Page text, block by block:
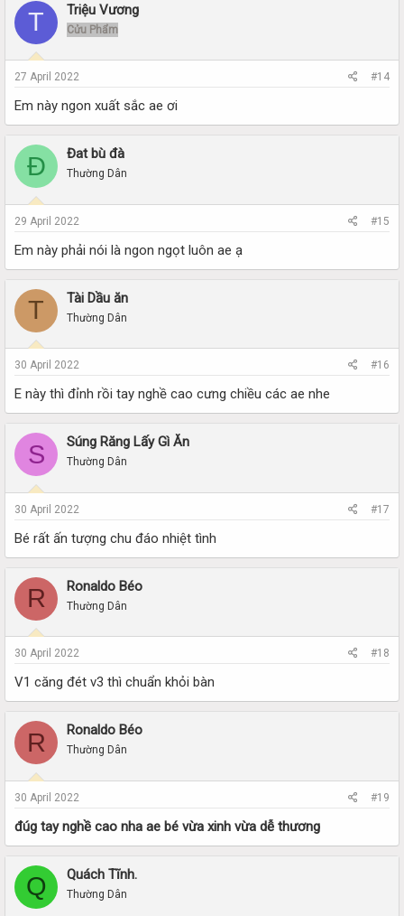
T Triệu Vương
Cửu Phẩm
27 April 2022 #14
Em này ngon xuất sắc ae ơi
Đ Đat bù đà
Thường Dân
29 April 2022 #15
Em này phải nói là ngon ngọt luôn ae ạ
T Tài Dầu ăn
Thường Dân
30 April 2022 #16
E này thì đỉnh rồi tay nghề cao cưng chiều các ae nhe
S Súng Răng Lấy Gì Ăn
Thường Dân
30 April 2022 #17
Bé rất ấn tượng chu đáo nhiệt tình
R Ronaldo Béo
Thường Dân
30 April 2022 #18
V1 căng đét v3 thì chuẩn khỏi bàn
R Ronaldo Béo
Thường Dân
30 April 2022 #19
đúg tay nghề cao nha ae bé vừa xinh vừa dễ thương
Q Quách Tĩnh.
Thường Dân